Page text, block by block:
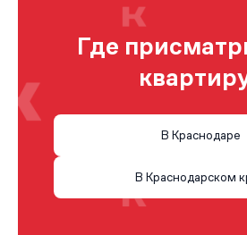
Где
В Краснодаре
В Краснодарском